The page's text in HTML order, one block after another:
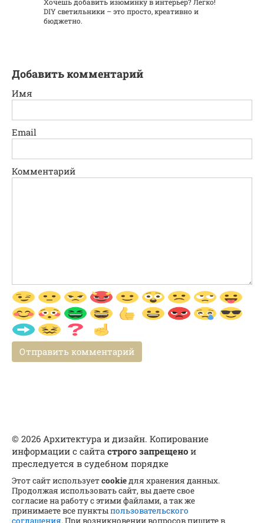
DIY светильники – это просто, креативно и
бюджетно.
Добавить комментарий
Имя
Email
Комментарий
© 2026 Архитектура и дизайн. Копирование
информации с сайта строго запрещено и
преследуется в судебном порядке
Этот сайт используетcookieдля хранения данных.
Продолжая использовать сайт, вы даете свое
согласие на работу с этими файлами, а так же
принимаете все пунктыпользовательского
соглашения. При возникновении вопросов пишите в